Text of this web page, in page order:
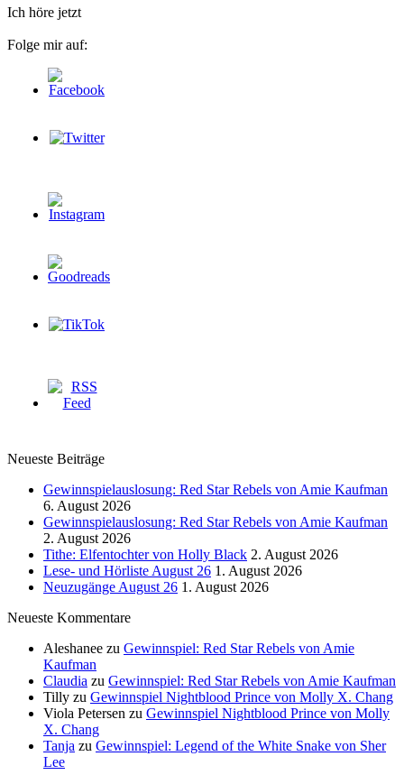
Ich höre jetzt
Folge mir auf:
Neueste Beiträge
Gewinnspielauslosung: Red Star Rebels von Amie Kaufman
6. August 2026
Gewinnspielauslosung: Red Star Rebels von Amie Kaufman
2. August 2026
Tithe: Elfentochter von Holly Black 2. August 2026
Lese- und Hörliste August 26 1. August 2026
Neuzugänge August 26 1. August 2026
Neueste Kommentare
Aleshanee zu Gewinnspiel: Red Star Rebels von Amie
Kaufman
Claudia zu Gewinnspiel: Red Star Rebels von Amie Kaufman
Tilly zu Gewinnspiel Nightblood Prince von Molly X. Chang
Viola Petersen zu Gewinnspiel Nightblood Prince von Molly
X. Chang
Tanja zu Gewinnspiel: Legend of the White Snake von Sher
Lee